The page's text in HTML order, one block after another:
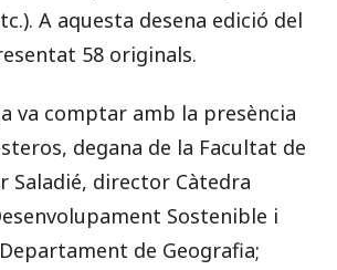
A aquesta desena edició del
58 originals.
va comptar amb la presència
degana de la Facultat de
Saladié, director Càtedra
Sostenible i
de Geografia;